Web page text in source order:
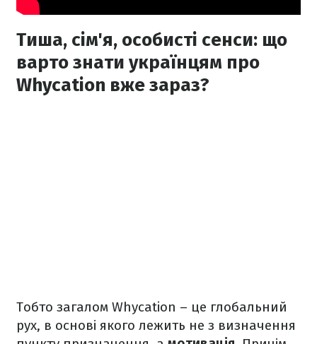
Тиша, сім'я, особисті сенси: що
варто знати українцям про
Whycation вже зараз?
Тобто загалом Whycation – це глобальний
рух, в основі якого лежить не з визначення